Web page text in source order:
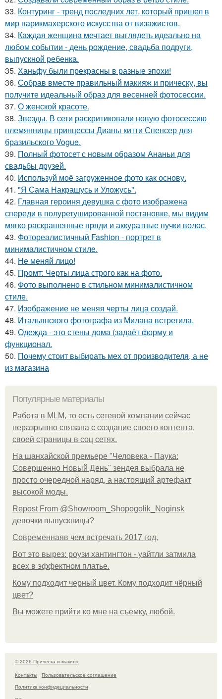
33. Контуринг - тренд последних лет, который пришел в
мир парикмахерского искусства от визажистов.
34. Каждая женщина мечтает выглядеть идеально на
любом событии - день рождение, свадьба подруги,
выпускной ребенка.
35. Ханьфу были прекрасны в разные эпохи!
36. Собрав вместе правильный макияж и прическу, вы
получите идеальный образ для весенней фотосессии.
37. О женской красоте.
38. Звезды. В сети раскритиковали новую фотосессию
племянницы принцессы Дианы китти Спенсер для
бразильского Vogue.
39. Полный фотосет с новым образом Ананьи для
свадьбы друзей.
40. Используй моё загруженное фото как основу.
41. "Я Сама Накрашусь и Уложусь".
42. Главная героиня девушка с фото изображена
спереди в полуретушированной постановке, мы видим
мягко раскрашенные пряди и аккуратные пучки волос.
43. Фотореалистичный Fashion - портрет в
минималистичном стиле.
44. Не меняй лицо!
45. Промт: Черты лица строго как на фото.
46. Фото выполнено в стильном минималистичном
стиле.
47. Изображение не меняя черты лица создай.
48. Итальянского фотографа из Милана встретила.
49. Одежда - это стены дома (задаёт форму и
функционал.
50. Почему стоит выбирать мех от производителя, а не
из магазина
Популярные материалы
Работа в MLM, то есть сетевой компании сейчас
неразрывно связана с создание своего контента,
своей страницы в соц сетях.
На шанхайской премьере "Человека - Паука:
Совершенно Новый День" зендея выбрала не
просто очередной наряд, а настоящий артефакт
высокой моды.
Repost From @Showroom_Shopogolik_Noginsk
девочки выпускницы?
Современнаяв чем встречать 2017 год.
Вот это вырез: роузи хантингтон - уайтли затмила
всех в эффектном платьe.
Кому подходит черный цвет. Кому подходит чёрный
цвет?
Вы можете прийти ко мне на съемку, любой.
© 2026 Прическа и макияж
Контакты
Пользовательское соглашение
Политика конфидециальности